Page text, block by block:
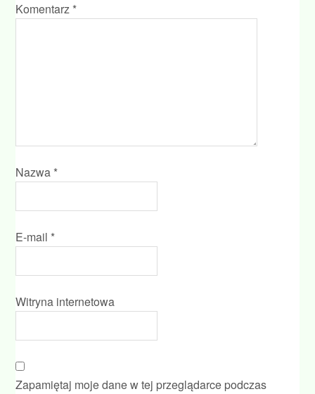
Komentarz *
Nazwa *
E-mail *
Witryna internetowa
Zapamiętaj moje dane w tej przeglądarce podczas